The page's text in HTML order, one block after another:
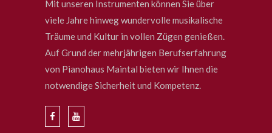
Mit unseren Instrumenten können Sie über
viele Jahre hinweg wundervolle musikalische
Träume und Kultur in vollen Zügen genießen.
Auf Grund der mehrjährigen Berufserfahrung
von Pianohaus Maintal bieten wir Ihnen die
notwendige Sicherheit und Kompetenz.